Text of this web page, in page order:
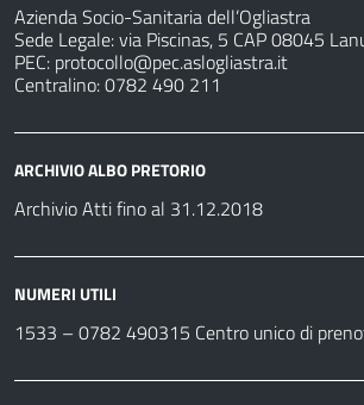
Azienda Socio-Sanitaria dell’Ogliastra
Sede Legale: via Piscinas, 5 CAP 08045
PEC: protocollo@pec.aslogliastra.it
Centralino: 0782 490 211
ARCHIVIO ALBO PRETORIO
Archivio Atti fino al 31.12.2018
NUMERI UTILI
1533 – 0782 490315 Centro unico di